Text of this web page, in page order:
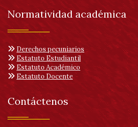
Normatividad académica
Derechos pecuniarios
Estatuto Estudiantil
Estatuto Académico
Estatuto Docente
Contáctenos